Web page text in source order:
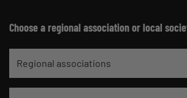
Choose a regional association or local
Regional associations